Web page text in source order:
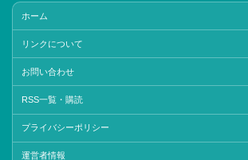
ホーム
リンクについて
お問い合わせ
RSS一覧・購読
プライバシーポリシー
運営者情報